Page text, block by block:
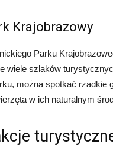
Krajobrazowy
Parku
wiele szlaków
można spotkać
w ich naturalnym